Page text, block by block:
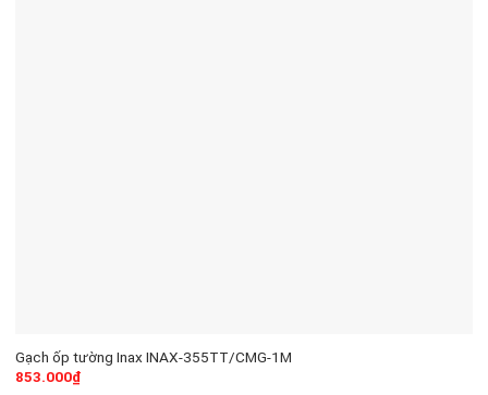
Gạch ốp tường Inax INAX-355TT/CMG-1M
853.000₫